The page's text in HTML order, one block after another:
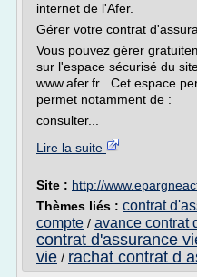
internet de l'Afer.
Gérer votre contrat
Vous pouvez gérer
sur l'espace sécurisé du
www.afer.fr . Cet espace
permet notamment de :
consulter...
Lire la suite
Site : http://
Thèmes liés : contrat
compte / avance contrat
contrat d'assurance
vie / rachat contrat d